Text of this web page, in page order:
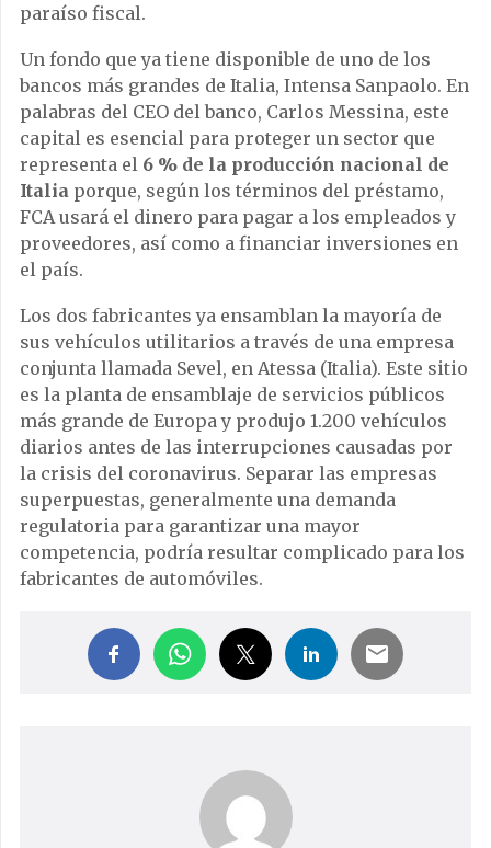
paraíso fiscal.
Un fondo que ya tiene disponible de uno de los
bancos más grandes de Italia, Intensa Sanpaolo. En
palabras del CEO del banco, Carlos Messina, este
capital es esencial para proteger un sector que
representa el 6 % de la producción nacional de
Italia porque, según los términos del préstamo,
FCA usará el dinero para pagar a los empleados y
proveedores, así como a financiar inversiones en
el país.
Los dos fabricantes ya ensamblan la mayoría de
sus vehículos utilitarios a través de una empresa
conjunta llamada Sevel, en Atessa (Italia). Este sitio
es la planta de ensamblaje de servicios públicos
más grande de Europa y produjo 1.200 vehículos
diarios antes de las interrupciones causadas por
la crisis del coronavirus. Separar las empresas
superpuestas, generalmente una demanda
regulatoria para garantizar una mayor
competencia, podría resultar complicado para los
fabricantes de automóviles.